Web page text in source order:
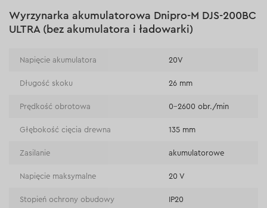
Wyrzynarka akumulatorowa Dnipro-M DJS-200BC
ULTRA (bez akumulatora i ładowarki)
Napięcie akumulatora 20V
Długość skoku 26 mm
Prędkość obrotowa 0–2600 obr./min
Głębokość cięcia drewna 135 mm
Zasilanie akumulatorowe
Napięcie maksymalne 20 V
Stopień ochrony obudowy IP20